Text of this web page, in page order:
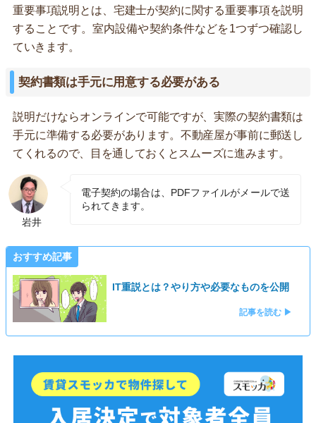
重要事項説明とは、宅建士が契約に関する重要事項を説明
することです。室内設備や契約条件などを1つずつ確認し
ていきます。
契約書類は手元に用意する必要がある
説明だけならオンラインで可能ですが、実際の契約書類は
手元に準備する必要があります。不動産屋が事前に郵送し
てくれるので、目を通しておくとスムーズに進みます。
岩井
電子契約の場合は、PDFファイルがメールで送
られてきます。
おすすめ記事
IT重説とは？やり方や必要なものを公開
記事を読む ▶